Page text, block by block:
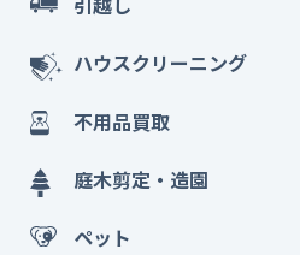
ハウスクリーニング
不用品買取
庭木剪定・造園
ペット